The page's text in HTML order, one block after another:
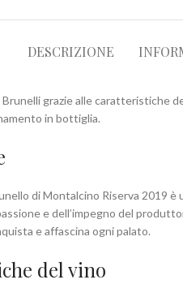
DESCRIZIONE
grazie alle caratteristiche
in bottiglia.
di Montalcino Riserva 2019
e dell’impegno del
e affascina ogni palato.
del vino